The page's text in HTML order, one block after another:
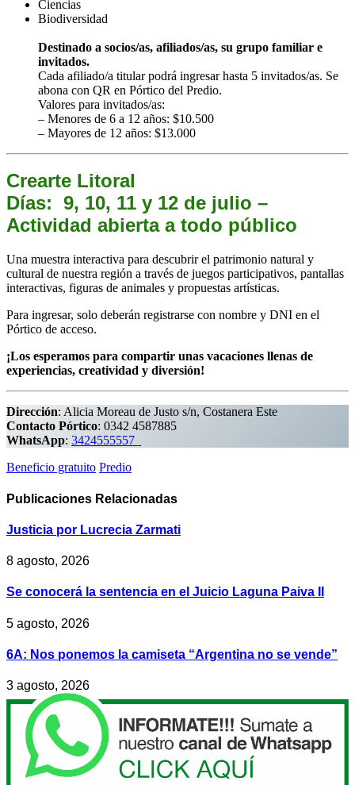
Ciencias
Biodiversidad
Destinado a socios/as, afiliados/as, su grupo familiar e
invitados.
Cada afiliado/a titular podrá ingresar hasta 5 invitados/as. Se
abona con QR en Pórtico del Predio.
Valores para invitados/as:
– Menores de 6 a 12 años: $10.500
– Mayores de 12 años: $13.000
Crearte Litoral
Días: 9, 10, 11 y 12 de julio –
Actividad abierta a todo público
Una muestra interactiva para descubrir el patrimonio natural y
cultural de nuestra región a través de juegos participativos, pantallas
interactivas, figuras de animales y propuestas artísticas.
Para ingresar, solo deberán registrarse con nombre y DNI en el
Pórtico de acceso.
¡Los esperamos para compartir unas vacaciones llenas de
experiencias, creatividad y diversión!
Dirección: Alicia Moreau de Justo s/n, Costanera Este
Contacto Pórtico: 0342 4587885
WhatsApp: 3424555557
Beneficio gratuito Predio
Publicaciones Relacionadas
Justicia por Lucrecia Zarmati
8 agosto, 2026
Se conocerá la sentencia en el Juicio Laguna Paiva II
5 agosto, 2026
6A: Nos ponemos la camiseta “Argentina no se vende”
3 agosto, 2026